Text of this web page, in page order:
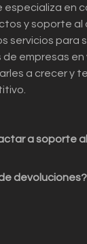
en
y soporte al
servicios para
empresas en
a crecer y
a soporte
devoluciones?